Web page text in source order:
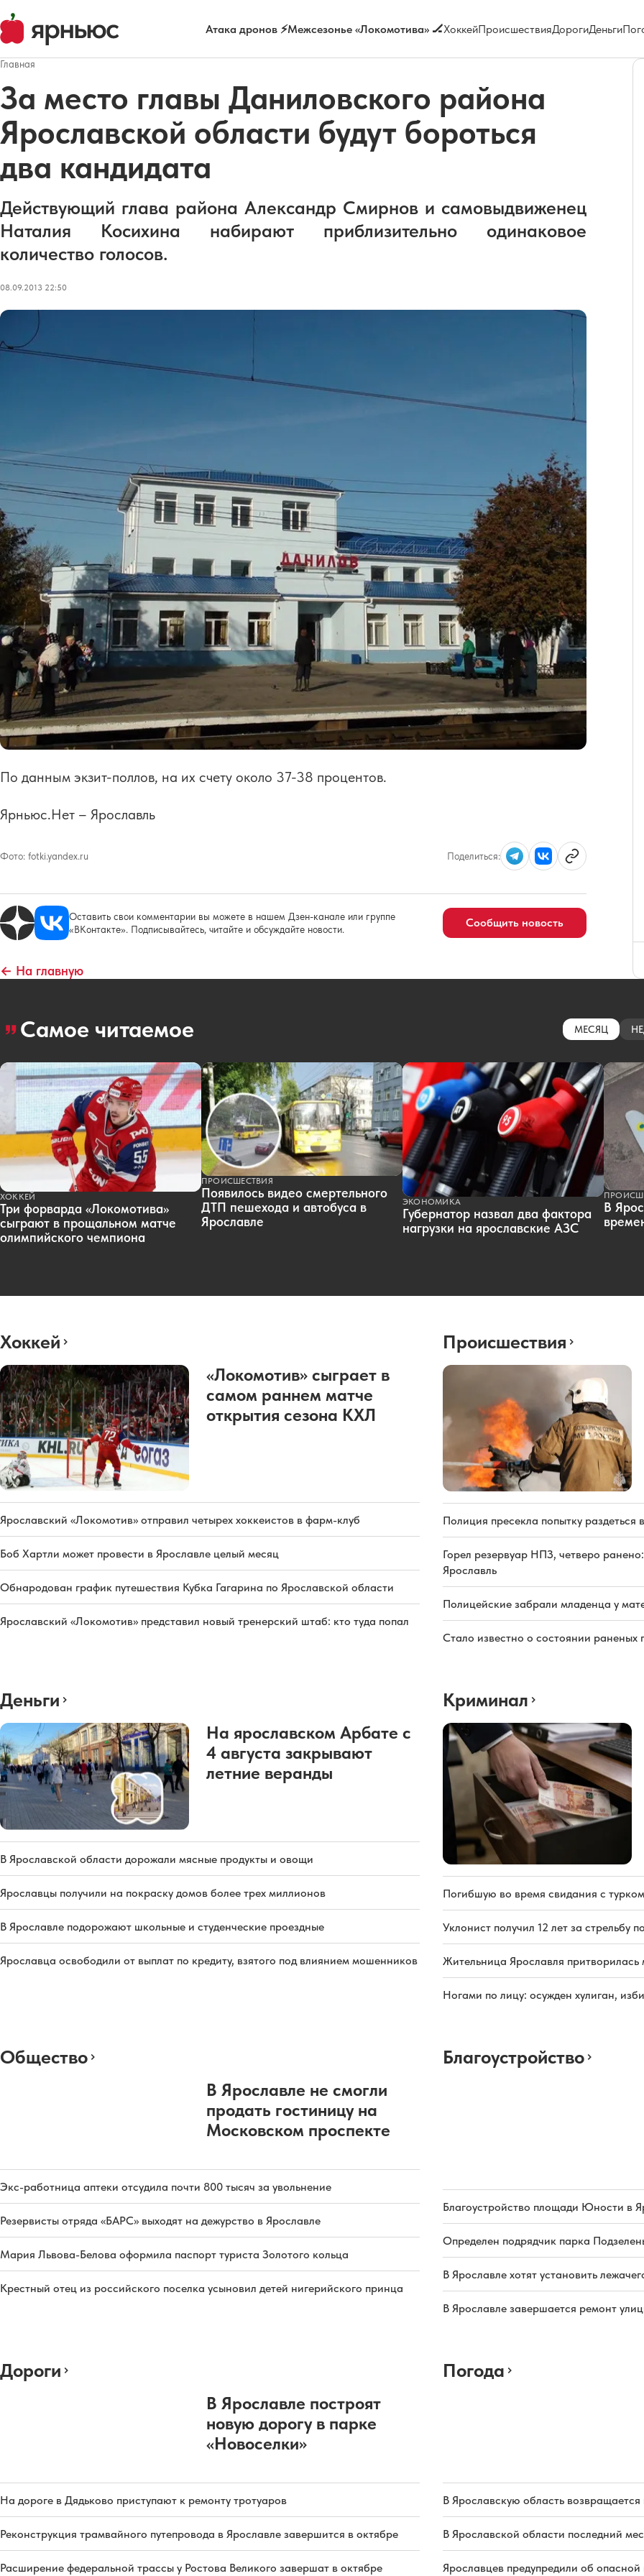
Атака дронов ⚡Межсезонье «Локомотива» 🏒ХоккейПроисшествияДорогиДеньги
Главная
За место главы Даниловского района
Ярославской области будут бороться
два кандидата
Действующий глава района Александр Смирнов и самовыдвиженец
Наталия Косихина набирают приблизительно одинаковое
количество голосов.
08.09.2013 22:50
По данным экзит-поллов, на их счету около 37-38 процентов.
Ярньюс.Нет – Ярославль
Фото: fotki.yandex.ru Поделиться:
Оставить свои комментарии вы можете в нашем Дзен-канале или группе
«ВКонтакте». Подписывайтесь, читайте и обсуждайте новости.
Сообщить новость
← На главную
Самое читаемое МЕСЯЦ
ХОККЕЙ
Три форварда «Локомотива»
сыграют в прощальном матче
олимпийского чемпиона
ПРОИСШЕСТВИЯ
Появилось видео смертельного
ДТП пешехода и автобуса в
Ярославле
ЭКОНОМИКА
Губернатор назвал два фактора
нагрузки на ярославские АЗС
В
Хоккей
«Локомотив» сыграет в
самом раннем матче
открытия сезона КХЛ
Ярославский «Локомотив» отправил четырех хоккеистов в фарм-клуб
Боб Хартли может провести в Ярославле целый месяц
Обнародован график путешествия Кубка Гагарина по Ярославской области
Ярославский «Локомотив» представил новый тренерский штаб: кто туда попал
Происшествия
Полиция пресекла попытку раздеться
Горел резервуар НПЗ, четверо
Ярославль
Полицейские забрали младенца у
Стало известно о состоянии
Деньги
На ярославском Арбате с
4 августа закрывают
летние веранды
В Ярославской области дорожали мясные продукты и овощи
Ярославцы получили на покраску домов более трех миллионов
В Ярославле подорожают школьные и студенческие проездные
Ярославца освободили от выплат по кредиту, взятого под влиянием мошенников
Криминал
Погибшую во время свидания с
Уклонист получил 12 лет за стрельбу
Жительница Ярославля
Ногами по лицу: осужден хулиган,
Общество
В Ярославле не смогли
продать гостиницу на
Московском проспекте
Экс-работница аптеки отсудила почти 800 тысяч за увольнение
Резервисты отряда «БАРС» выходят на дежурство в Ярославле
Мария Львова-Белова оформила паспорт туриста Золотого кольца
Крестный отец из российского поселка усыновил детей нигерийского принца
Благоустройство
Благоустройство площади Юности в
Определен подрядчик парка
В Ярославле хотят установить
В Ярославле завершается ремонт
Дороги
В Ярославле построят
новую дорогу в парке
«Новоселки»
На дороге в Дядьково приступают к ремонту тротуаров
Реконструкция трамвайного путепровода в Ярославле завершится в октябре
Расширение федеральной трассы у Ростова Великого завершат в октябре
Погода
В Ярославскую область возвращается
В Ярославской области последний
Ярославцев предупредили об